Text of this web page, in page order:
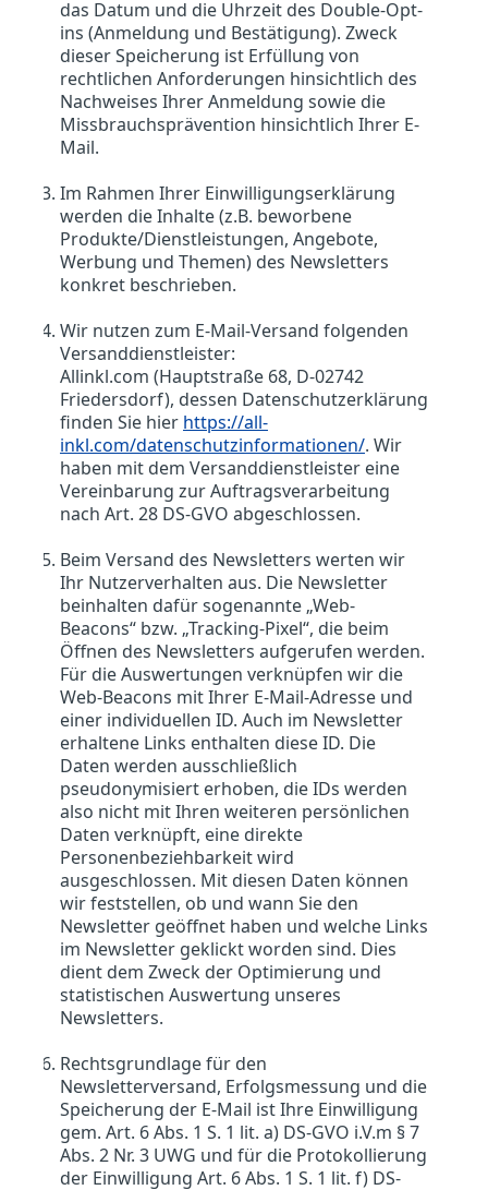
das Datum und die Uhrzeit des Double-Opt-
ins (Anmeldung und Bestätigung). Zweck
dieser Speicherung ist Erfüllung von
rechtlichen Anforderungen hinsichtlich des
Nachweises Ihrer Anmeldung sowie die
Missbrauchsprävention hinsichtlich Ihrer E-
Mail.
Im Rahmen Ihrer Einwilligungserklärung
werden die Inhalte (z.B. beworbene
Produkte/Dienstleistungen, Angebote,
Werbung und Themen) des Newsletters
konkret beschrieben.
Wir nutzen zum E-Mail-Versand folgenden
Versanddienstleister:
Allinkl.com (Hauptstraße 68, D-02742
Friedersdorf), dessen Datenschutzerklärung
finden Sie hier https://all-
inkl.com/datenschutzinformationen/. Wir
haben mit dem Versanddienstleister eine
Vereinbarung zur Auftragsverarbeitung
nach Art. 28 DS-GVO abgeschlossen.
Beim Versand des Newsletters werten wir
Ihr Nutzerverhalten aus. Die Newsletter
beinhalten dafür sogenannte „Web-
Beacons“ bzw. „Tracking-Pixel“, die beim
Öffnen des Newsletters aufgerufen werden.
Für die Auswertungen verknüpfen wir die
Web-Beacons mit Ihrer E-Mail-Adresse und
einer individuellen ID. Auch im Newsletter
erhaltene Links enthalten diese ID. Die
Daten werden ausschließlich
pseudonymisiert erhoben, die IDs werden
also nicht mit Ihren weiteren persönlichen
Daten verknüpft, eine direkte
Personenbeziehbarkeit wird
ausgeschlossen. Mit diesen Daten können
wir feststellen, ob und wann Sie den
Newsletter geöffnet haben und welche Links
im Newsletter geklickt worden sind. Dies
dient dem Zweck der Optimierung und
statistischen Auswertung unseres
Newsletters.
Rechtsgrundlage für den
Newsletterversand, Erfolgsmessung und die
Speicherung der E-Mail ist Ihre Einwilligung
gem. Art. 6 Abs. 1 S. 1 lit. a) DS-GVO i.V.m § 7
Abs. 2 Nr. 3 UWG und für die Protokollierung
der Einwilligung Art. 6 Abs. 1 S. 1 lit. f) DS-